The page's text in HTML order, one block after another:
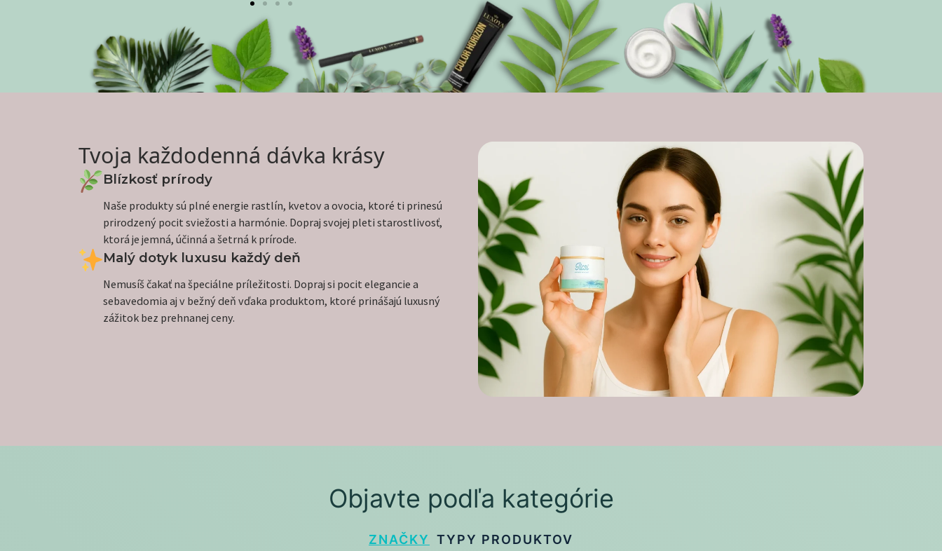
Tvoja každodenná dávka krásy
Blízkosť prírody
Naše produkty sú plné energie rastlín, kvetov a ovocia, ktoré ti prinesú
prirodzený pocit sviežosti a harmónie. Dopraj svojej pleti starostlivosť,
ktorá je jemná, účinná a šetrná k prírode.
Malý dotyk luxusu každý deň
Nemusíš čakať na špeciálne príležitosti. Dopraj si pocit elegancie a
sebavedomia aj v bežný deň vďaka produktom, ktoré prinášajú luxusný
zážitok bez prehnanej ceny.
Objavte podľa kategórie
ZNAČKY TYPY PRODUKTOV